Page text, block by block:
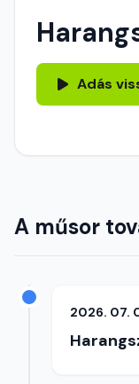
Adás
A műsor
2026. 07.